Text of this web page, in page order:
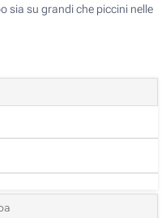
sia su grandi che piccini nelle